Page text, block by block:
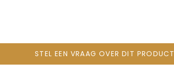
STEL EEN VRAAG OVER DIT PRODUCT